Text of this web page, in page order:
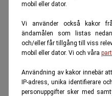
mobil eller dator.
Vi använder också kakor
ändamålen som listas
och/eller får tillgång till viss
mobil eller dator. Vi och våra
Användning av kakor innebär
IP-adress, unika identifierare
personuppgifter sker med